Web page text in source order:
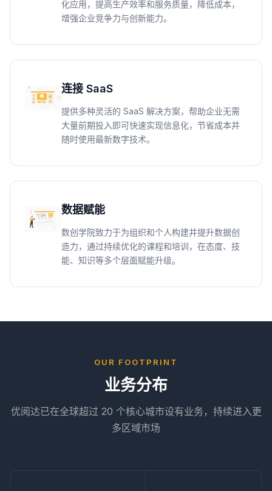
化应用，提高生产效率和服务质量，降低成本，
增强企业竞争力与创新能力。
连接 SaaS
提供多种灵活的 SaaS 解决方案，帮助企业无需
大量前期投入即可快速实现信息化，节省成本并
随时使用最新数字技术。
数据赋能
数创学院致力于为组织和个人构建并提升数据创
造力，通过持续优化的课程和培训，在态度、技
能、知识等多个层面赋能升级。
OUR FOOTPRINT
业务分布
优阅达已在全球超过 20 个核心城市设有业务，持续进入更
多区域市场